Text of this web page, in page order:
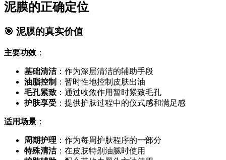
泥膜的正确定位
🎯 泥膜的真实价值
主要功效 ：
基础清洁：作为深层清洁的辅助手段
油脂控制 ：暂时性地控制皮肤出油
毛孔紧致 ：通过收敛作用暂时紧致毛孔
护肤享受 ：提供护肤过程中的仪式感和满足感
适用场景 ：
周期护理 ：作为每周护肤程序的一部分
特殊清洁：在皮肤特别油腻时使用